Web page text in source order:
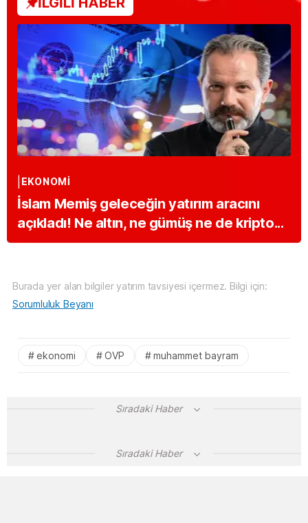
EKONOMİ
İslam Memiş geleceğin yatırım aracını
açıkladı! Ne altın, ne gümüş ne de kripto...
Burada yer alan bilgiler yatırım tavsiyesi içermez. Bilgi için:
Sorumluluk Beyanı
ekonomi OVP muhammet bayram
Sıradaki Haber
Sıradaki Haber